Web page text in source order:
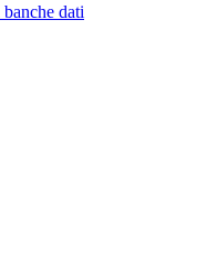
dati